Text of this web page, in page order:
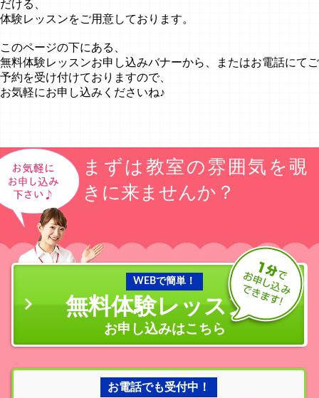
だける、
体験レッスンをご用意しております。
このページの下にある、
無料体験レッスンお申し込みバナーから、またはお電話にてご
予約を受け付けておりますので、
お気軽にお申し込みくださいね♪
まずは教室の雰囲気を覗
きに来ませんか？
WEBで簡単！
無料体験レッスン
お申し込みはこちら
お電話でも受付中！